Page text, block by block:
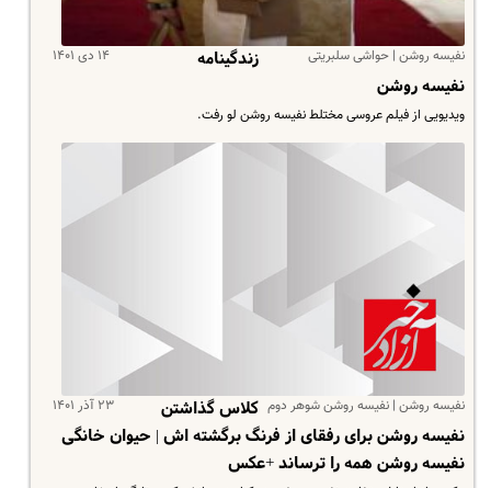
نفیسه روشن | حواشی سلبریتی ۱۴ دی ۱۴۰۱
زندگینامه
نفیسه روشن
ویدیویی از فیلم عروسی مختلط نفیسه روشن لو رفت.
نفیسه روشن | نفیسه روشن شوهر دوم ۲۳ آذر ۱۴۰۱
کلاس گذاشتن
نفیسه روشن برای رفقای از فرنگ برگشته اش | حیوان خانگی
نفیسه روشن همه را ترساند +عکس